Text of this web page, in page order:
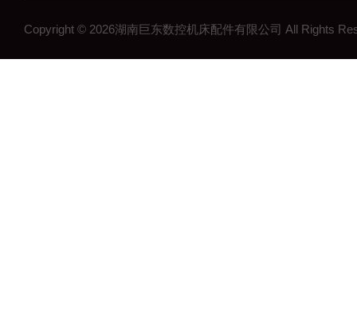
Copyright © 2026湖南巨东数控机床配件有限公司 All Rights